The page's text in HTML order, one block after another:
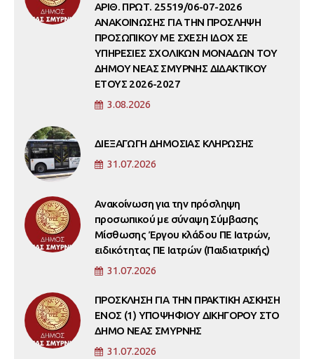
ΑΡΙΘ. ΠΡΩΤ. 25519/06-07-2026
ΑΝΑΚΟΙΝΩΣΗΣ ΓΙΑ ΤΗΝ ΠΡΟΣΛΗΨΗ
ΠΡΟΣΩΠΙΚΟΥ ΜΕ ΣΧΕΣΗ ΙΔΟΧ ΣΕ
ΥΠΗΡΕΣΙΕΣ ΣΧΟΛΙΚΩΝ ΜΟΝΑΔΩΝ ΤΟΥ
ΔΗΜΟΥ ΝΕΑΣ ΣΜΥΡΝΗΣ ΔΙΔΑΚΤΙΚΟΥ
ΕΤΟΥΣ 2026-2027
3.08.2026
ΔΙΕΞΑΓΩΓΗ ΔΗΜΟΣΙΑΣ ΚΛΗΡΩΣΗΣ
31.07.2026
Ανακοίνωση για την πρόσληψη
προσωπικού με σύναψη Σύμβασης
Μίσθωσης Έργου κλάδου ΠΕ Ιατρών,
ειδικότητας ΠΕ Ιατρών (Παιδιατρικής)
31.07.2026
ΠΡΟΣΚΛΗΣΗ ΓΙΑ ΤΗΝ ΠΡΑΚΤΙΚΗ ΑΣΚΗΣΗ
ΕΝΟΣ (1) ΥΠΟΨΗΦΙΟΥ ΔΙΚΗΓΟΡΟΥ ΣΤΟ
ΔΗΜΟ ΝΕΑΣ ΣΜΥΡΝΗΣ
31.07.2026